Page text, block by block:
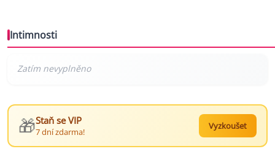
Intimnosti
🎁Staň se VIP
7 dní zdarma!
Vyzkoušet